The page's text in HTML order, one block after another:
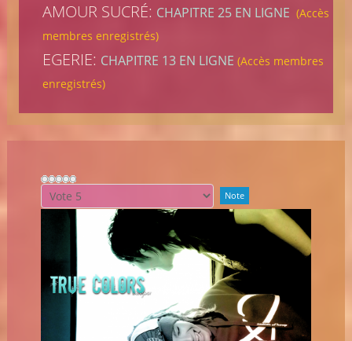
AMOUR SUCRÉ: CHAPITRE 25 EN LIGNE (Accès
membres enregistrés)
EGERIE: CHAPITRE 13 EN LIGNE (Accès membres
enregistrés)
Veuillez
voter